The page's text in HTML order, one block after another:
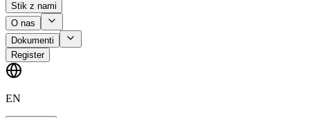
Stik z nami
O nas
Dokumenti
Register
EN